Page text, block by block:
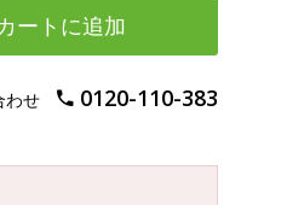
ートに追加
わせ 0120-110-383